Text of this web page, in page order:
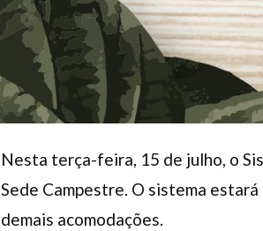
Nesta terça-feira, 15 de julho, o
Sede Campestre. O sistema
demais acomodações.